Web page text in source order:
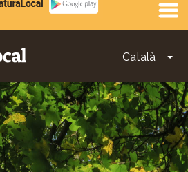
Play
Català
Main
navigation